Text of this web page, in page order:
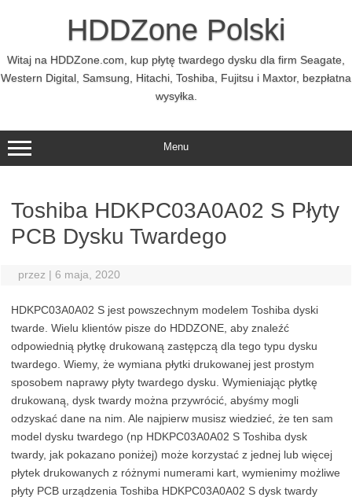
HDDZone Polski
Witaj na HDDZone.com, kup płytę twardego dysku dla firm Seagate,
Western Digital, Samsung, Hitachi, Toshiba, Fujitsu i Maxtor, bezpłatna
wysyłka.
Menu
Toshiba HDKPC03A0A02 S Płyty
PCB Dysku Twardego
przez | 6 maja, 2020
HDKPC03A0A02 S jest powszechnym modelem Toshiba dyski
twarde. Wielu klientów pisze do HDDZONE, aby znaleźć
odpowiednią płytkę drukowaną zastępczą dla tego typu dysku
twardego. Wiemy, że wymiana płytki drukowanej jest prostym
sposobem naprawy płyty twardego dysku. Wymieniając płytkę
drukowaną, dysk twardy można przywrócić, abyśmy mogli
odzyskać dane na nim. Ale najpierw musisz wiedzieć, że ten sam
model dysku twardego (np HDKPC03A0A02 S Toshiba dysk
twardy, jak pokazano poniżej) może korzystać z jednej lub więcej
płytek drukowanych z różnymi numerami kart, wymienimy możliwe
płyty PCB urządzenia Toshiba HDKPC03A0A02 S dysk twardy